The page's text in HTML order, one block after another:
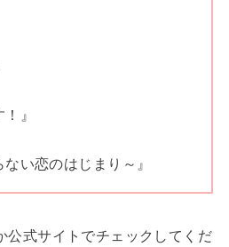
』
い恋のはじまり～』
公式サイトでチェックしてくだ